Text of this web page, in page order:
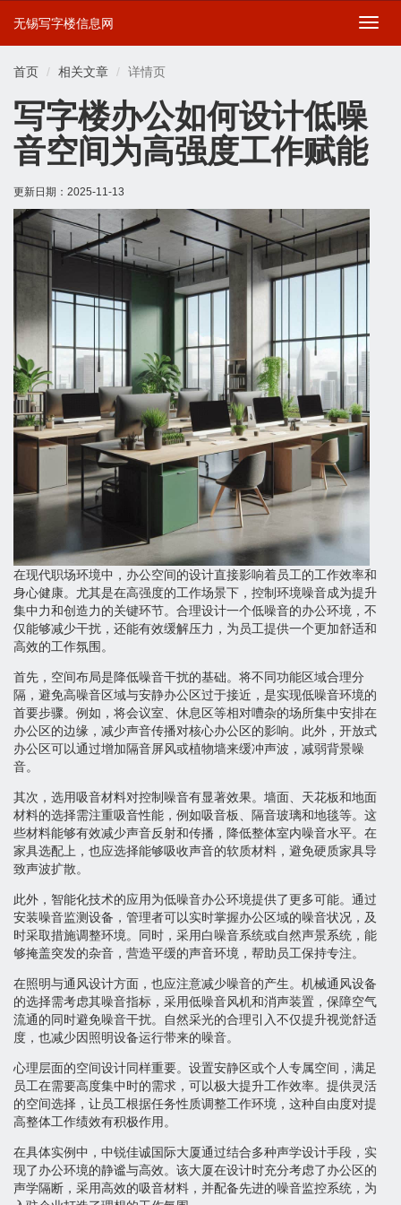
切
无锡写字楼信息网
首页 相关文章 详情页
写字楼办公如何设计低噪
音空间为高强度工作赋能
更新日期： 2025-11-13
在现代职场环境中，办公空间的设计直接影响着员工的工作效率和
身心健康。尤其是在高强度的工作场景下，控制环境噪音成为提升
集中力和创造力的关键环节。合理设计一个低噪音的办公环境，不
仅能够减少干扰，还能有效缓解压力，为员工提供一个更加舒适和
高效的工作氛围。
首先，空间布局是降低噪音干扰的基础。将不同功能区域合理分
隔，避免高噪音区域与安静办公区过于接近，是实现低噪音环境的
首要步骤。例如，将会议室、休息区等相对嘈杂的场所集中安排在
办公区的边缘，减少声音传播对核心办公区的影响。此外，开放式
办公区可以通过增加隔音屏风或植物墙来缓冲声波，减弱背景噪
音。
其次，选用吸音材料对控制噪音有显著效果。墙面、天花板和地面
材料的选择需注重吸音性能，例如吸音板、隔音玻璃和地毯等。这
些材料能够有效减少声音反射和传播，降低整体室内噪音水平。在
家具选配上，也应选择能够吸收声音的软质材料，避免硬质家具导
致声波扩散。
此外，智能化技术的应用为低噪音办公环境提供了更多可能。通过
安装噪音监测设备，管理者可以实时掌握办公区域的噪音状况，及
时采取措施调整环境。同时，采用白噪音系统或自然声景系统，能
够掩盖突发的杂音，营造平缓的声音环境，帮助员工保持专注。
在照明与通风设计方面，也应注意减少噪音的产生。机械通风设备
的选择需考虑其噪音指标，采用低噪音风机和消声装置，保障空气
流通的同时避免噪音干扰。自然采光的合理引入不仅提升视觉舒适
度，也减少因照明设备运行带来的噪音。
心理层面的空间设计同样重要。设置安静区或个人专属空间，满足
员工在需要高度集中时的需求，可以极大提升工作效率。提供灵活
的空间选择，让员工根据任务性质调整工作环境，这种自由度对提
高整体工作绩效有积极作用。
在具体实例中，中锐佳诚国际大厦通过结合多种声学设计手段，实
现了办公环境的静谧与高效。该大厦在设计时充分考虑了办公区的
声学隔断，采用高效的吸音材料，并配备先进的噪音监控系统，为